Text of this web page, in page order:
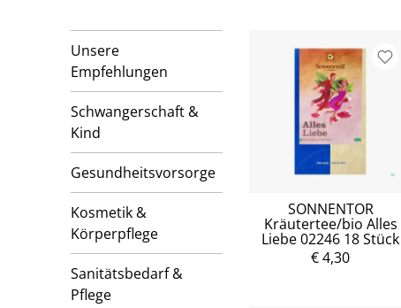
Unsere
Empfehlungen
Schwangerschaft &
Kind
Gesundheitsvorsorge
Kosmetik &
Körperpflege
Sanitätsbedarf &
Pflege
SONNENTOR
Kräutertee/bio Alles
Liebe 02246 18 Stück
€ 4,30